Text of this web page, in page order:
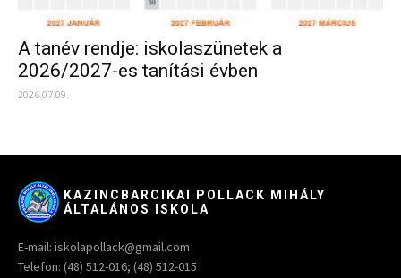
A tanév rendje: iskolaszünetek a
2026/2027-es tanítási évben
2026.07.09.
KAZINCBARCIKAI POLLACK MIHÁLY
ÁLTALÁNOS ISKOLA
E-mail: iskolapollack@gmail.com
Telefon: (48) 512-016; (48) 512-015